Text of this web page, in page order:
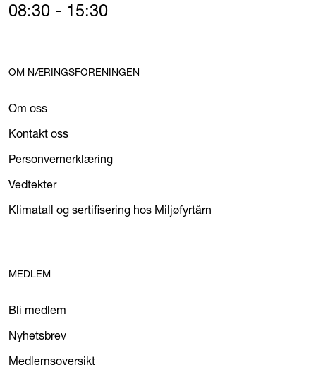
08:30 - 15:30
OM NÆRINGSFORENINGEN
Om oss
Kontakt oss
Personvernerklæring
Vedtekter
Klimatall og sertifisering hos Miljøfyrtårn
MEDLEM
Bli medlem
Nyhetsbrev
Medlemsoversikt